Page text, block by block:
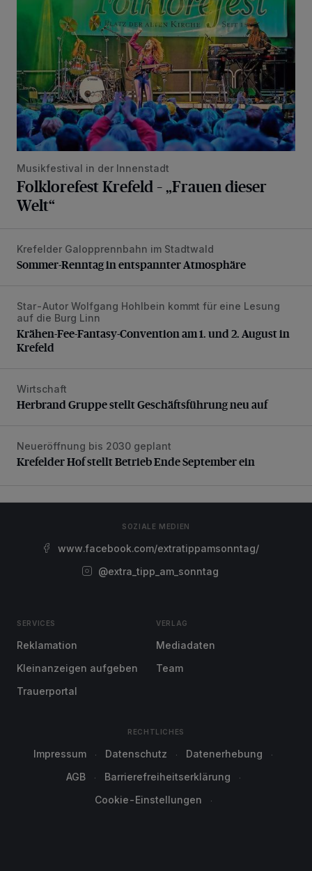
Musikfestival in der Innenstadt
Folklorefest Krefeld – „Frauen dieser
Welt“
Sommer-Renntag in entspannter Atmosphäre
Krefelder Galopprennbahn im Stadtwald
Sommer-Renntag in entspannter Atmosphäre
Krähen-Fee-Fantasy-Convention am 1. und 2. August in
Star-Autor Wolfgang Hohlbein kommt für eine Lesung
auf die Burg Linn
Krähen-Fee-Fantasy-Convention am 1. und 2. August in
Krefeld
Herbrand Gruppe stellt Geschäftsführung neu auf
Wirtschaft
Herbrand Gruppe stellt Geschäftsführung neu auf
Krefelder Hof stellt Betrieb Ende September ein
Neueröffnung bis 2030 geplant
Krefelder Hof stellt Betrieb Ende September ein
SOZIALE MEDIEN
www.facebook.com/extratippamsonntag/
@extra_tipp_am_sonntag
SERVICES
Reklamation
Kleinanzeigen aufgeben
Trauerportal
VERLAG
Mediadaten
Team
RECHTLICHES
Impressum Datenschutz
Datenerhebung
AGB
Barrierefreiheitserklärung
Cookie-Einstellungen